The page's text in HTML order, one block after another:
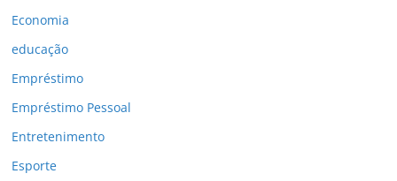
Economia
educação
Empréstimo
Empréstimo Pessoal
Entretenimento
Esporte